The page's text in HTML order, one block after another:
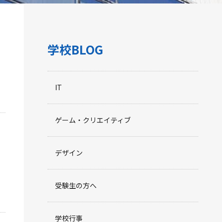
学校BLOG
IT
ゲーム・クリエイティブ
デザイン
受験生の方へ
学校行事